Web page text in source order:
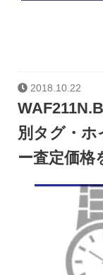
2018.10.22
別タグ・
ー査定価格